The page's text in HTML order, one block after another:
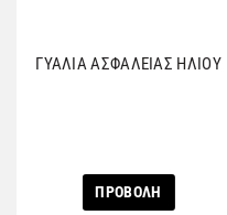
ΓΥΑΛΙΑ ΑΣΦΑΛΕΙΑΣ ΗΛΙΟΥ
ΠΡΟΒΟΛΗ